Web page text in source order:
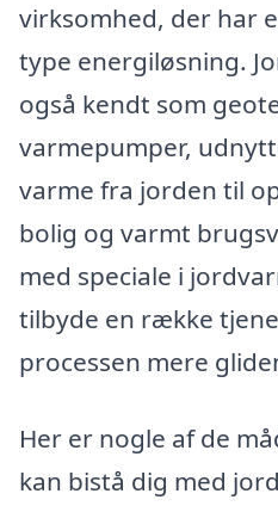
virksomhed, der har
type energiløsning.
også kendt som
varmepumper,
varme fra jorden til
bolig og varmt
med speciale i
tilbyde en række
processen mere
Her er nogle af de
kan bistå dig med